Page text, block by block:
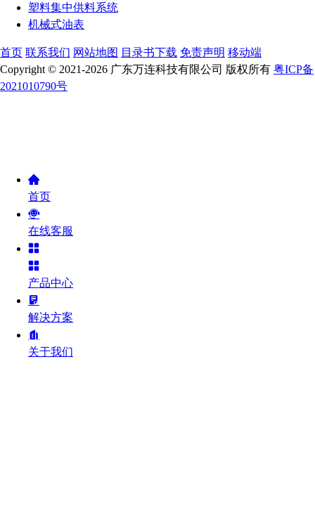
塑料集中供料系统
机械式油表
首页 联系我们 网站地图 目录书下载 免责声明 移动端
Copyright © 2021-2026 广东万连科技有限公司 版权所有 粤ICP备
2021010790号
首页
在线客服
产品中心
解决方案
关于我们